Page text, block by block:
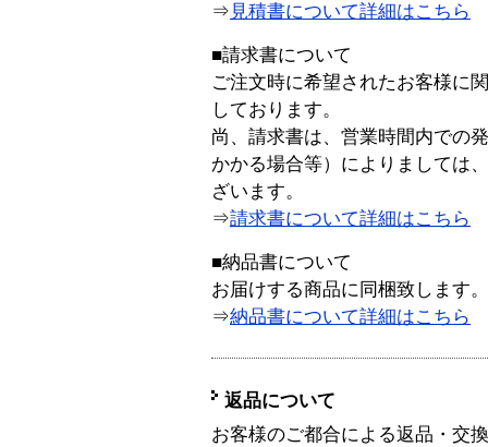
⇒ 見積書について詳細はこちら
■請求書について
ご注文時に希望されたお客様に
しております。
尚、請求書は、営業時間内での
かかる場合等）によりましては
ざいます。
⇒請求書について詳細はこちら
■納品書について
お届けする商品に同梱致します。
⇒納品書について詳細はこちら
返品について
お客様のご都合による返品・交